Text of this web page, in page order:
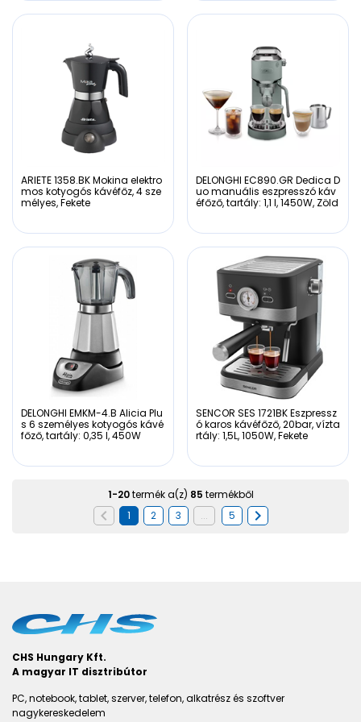
ARIETE 1358.BK Mokina elektro
mos kotyogós kávéfőz, 4 sze
mélyes, Fekete
DELONGHI EC890.GR Dedica D
uo manuális eszpresszó káv
éfőző, tartály: 1,1 l, 1450W, Zöld
DELONGHI EMKM-4.B Alicia Plu
s 6 személyes kotyogós kávé
főző, tartály: 0,35 l, 450W
SENCOR SES 1721BK Eszpressz
ó karos kávéfőző, 20bar, vízta
rtály: 1,5L, 1050W, Fekete
1-20termék a(z) 85 termékből
1
2 3 ... 5
CHS Hungary Kft.
A magyar IT disztribútor
PC, notebook, tablet, szerver, telefon, alkatrész és szoftver
nagykereskedelem